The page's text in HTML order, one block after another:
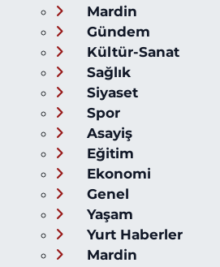
Mardin
Gündem
Kültür-Sanat
Sağlık
Siyaset
Spor
Asayiş
Eğitim
Ekonomi
Genel
Yaşam
Yurt Haberler
Mardin